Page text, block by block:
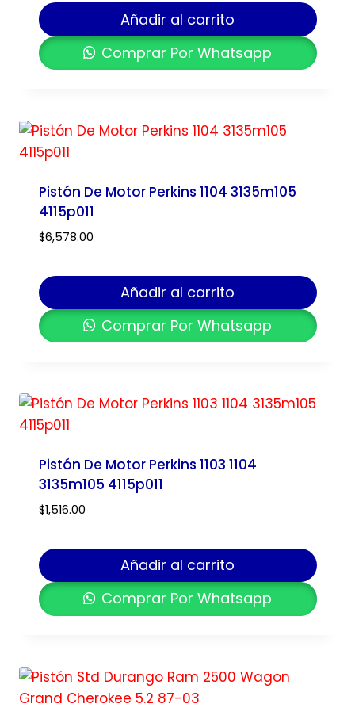
Añadir al carrito
Comprar Por Whatsapp
Pistón De Motor Perkins 1104 3135m105
4115p011
$6,578.00
Añadir al carrito
Comprar Por Whatsapp
Pistón De Motor Perkins 1103 1104
3135m105 4115p011
$1,516.00
Añadir al carrito
Comprar Por Whatsapp